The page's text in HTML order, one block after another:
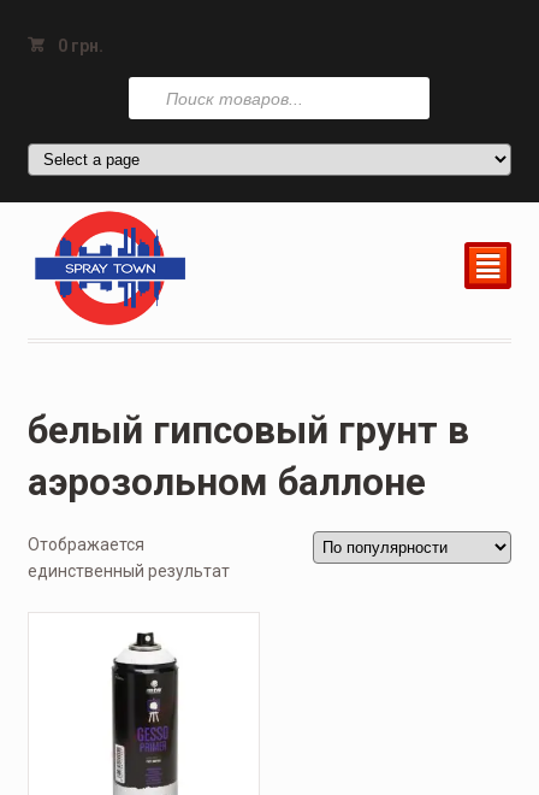
0 грн.
Поиск
товаров
²
белый гипсовый грунт в
аэрозольном баллоне
Отображается
единственный результат